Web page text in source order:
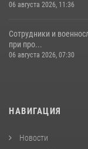
06 августа 2026, 11:36
Сотрудники и
при про...
06 августа 2026, 07:30
НАВИГАЦИЯ
Новости